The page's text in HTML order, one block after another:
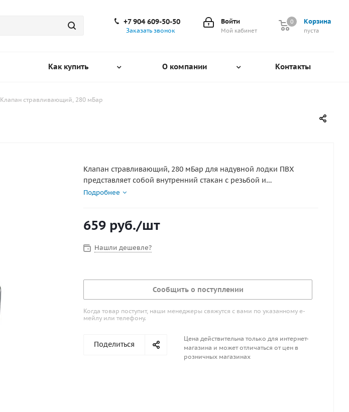
Корзина
0
пуста
0
Войти
Мой кабинет
+7 904 609-50-50
Заказать звонок
Как купить О компании Контакты
Клапан стравливающий, 280 мБар
Клапан стравливающий, 280 мБар для надувной лодки ПВХ
представляет собой внутренний стакан с резьбой и
вворачивающийся с наружной стороны клапанный блок,
Подробнее
659 руб./шт
Нашли дешевле?
Сообщить о поступлении
Когда товар поступит, наши менеджеры свяжутся с вами по указанному е-
мейлу или телефону.
Поделиться
Цена действительна только для интернет-
магазина и может отличаться от цен в
розничных магазинах